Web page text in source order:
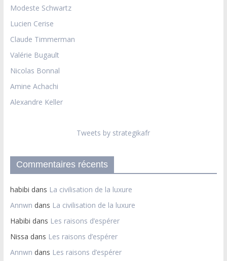
Modeste Schwartz
Lucien Cerise
Claude Timmerman
Valérie Bugault
Nicolas Bonnal
Amine Achachi
Alexandre Keller
Tweets by strategikafr
Commentaires récents
habibi dans La civilisation de la luxure
Annwn dans La civilisation de la luxure
Habibi dans Les raisons d’espérer
Nissa dans Les raisons d’espérer
Annwn dans Les raisons d’espérer